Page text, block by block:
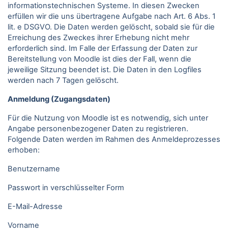
informationstechnischen Systeme. In diesen Zwecken
erfüllen wir die uns übertragene Aufgabe nach Art. 6 Abs. 1
lit. e DSGVO. Die Daten werden gelöscht, sobald sie für die
Erreichung des Zweckes ihrer Erhebung nicht mehr
erforderlich sind. Im Falle der Erfassung der Daten zur
Bereitstellung von Moodle ist dies der Fall, wenn die
jeweilige Sitzung beendet ist. Die Daten in den Logfiles
werden nach 7 Tagen gelöscht.
Anmeldung (Zugangsdaten)
Für die Nutzung von Moodle ist es notwendig, sich unter
Angabe personenbezogener Daten zu registrieren.
Folgende Daten werden im Rahmen des Anmeldeprozesses
erhoben:
Benutzername
Passwort in verschlüsselter Form
E-Mail-Adresse
Vorname